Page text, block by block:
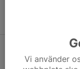
Medlemsavgift till
"Mina sidor" på
Skyttegrenar
Vi använder